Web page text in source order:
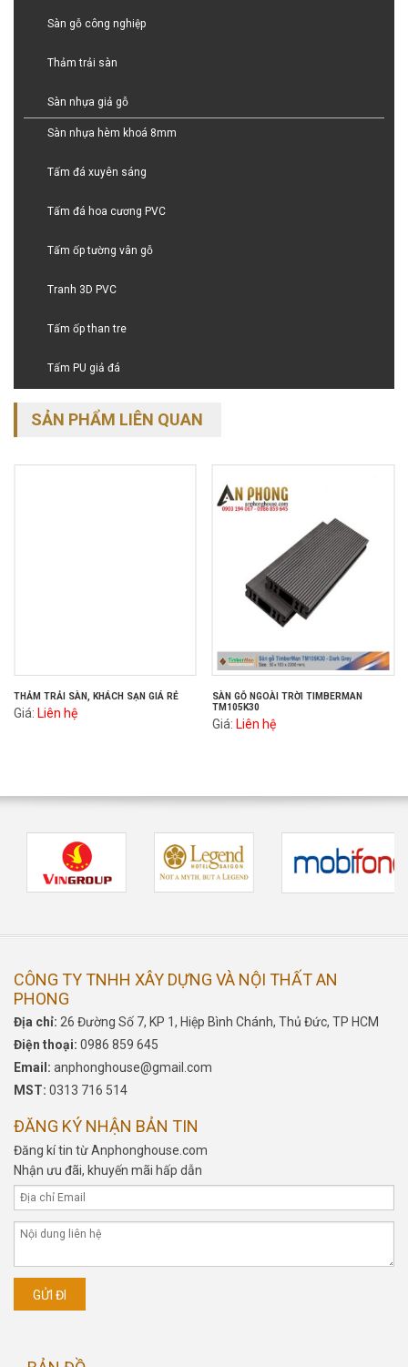
Sàn gỗ công nghiệp
Thảm trải sàn
Sàn nhựa giả gỗ
Sàn nhựa hèm khoá 8mm
Tấm đá xuyên sáng
Tấm đá hoa cương PVC
Tấm ốp tường vân gỗ
Tranh 3D PVC
Tấm ốp than tre
Tấm PU giả đá
SẢN PHẨM LIÊN QUAN
THẢM TRẢI SÀN, KHÁCH SẠN GIÁ RẺ
Giá: Liên hệ
SÀN GỖ NGOÀI TRỜI TIMBERMAN
TM105K30
Giá: Liên hệ
CÔNG TY TNHH XÂY DỰNG VÀ NỘI THẤT AN
PHONG
Địa chỉ: 26 Đường Số 7, KP 1, Hiệp Bình Chánh, Thủ Đức, TP HCM
Điện thoại: 0986 859 645
Email: anphonghouse@gmail.com
MST: 0313 716 514
ĐĂNG KÝ NHẬN BẢN TIN
Đăng kí tin từ Anphonghouse.com
Nhận ưu đãi, khuyến mãi hấp dẫn